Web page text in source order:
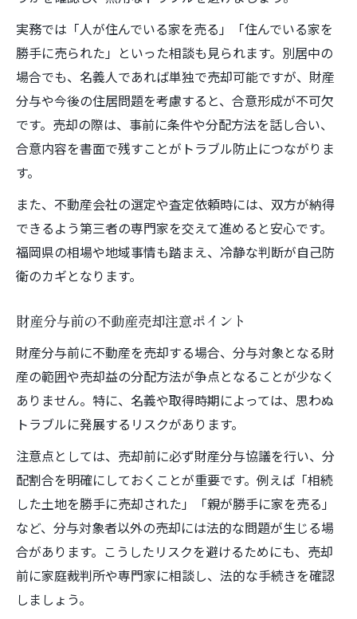
実務では「人が住んでいる家を売る」「住んでいる家を
勝手に売られた」といった相談も見られます。別居中の
場合でも、名義人であれば単独で売却可能ですが、財産
分与や今後の住居問題を考慮すると、合意形成が不可欠
です。売却の際は、事前に条件や分配方法を話し合い、
合意内容を書面で残すことがトラブル防止につながりま
す。
また、不動産会社の選定や査定依頼時には、双方が納得
できるよう第三者の専門家を交えて進めると安心です。
福岡県の相場や地域事情も踏まえ、冷静な判断が自己防
衛のカギとなります。
財産分与前の不動産売却注意ポイント
財産分与前に不動産を売却する場合、分与対象となる財
産の範囲や売却益の分配方法が争点となることが少なく
ありません。特に、名義や取得時期によっては、思わぬ
トラブルに発展するリスクがあります。
注意点としては、売却前に必ず財産分与協議を行い、分
配割合を明確にしておくことが重要です。例えば「相続
した土地を勝手に売却された」「親が勝手に家を売る」
など、分与対象者以外の売却には法的な問題が生じる場
合があります。こうしたリスクを避けるためにも、売却
前に家庭裁判所や専門家に相談し、法的な手続きを確認
しましょう。